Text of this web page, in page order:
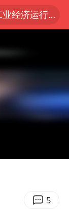
上半年我国机械工业经济运行稳中有进
台风“白海豚”体型变大！环流面积接近13个浙江那么大
泰国校园枪击案死亡人数升至7人
又爆单了
5